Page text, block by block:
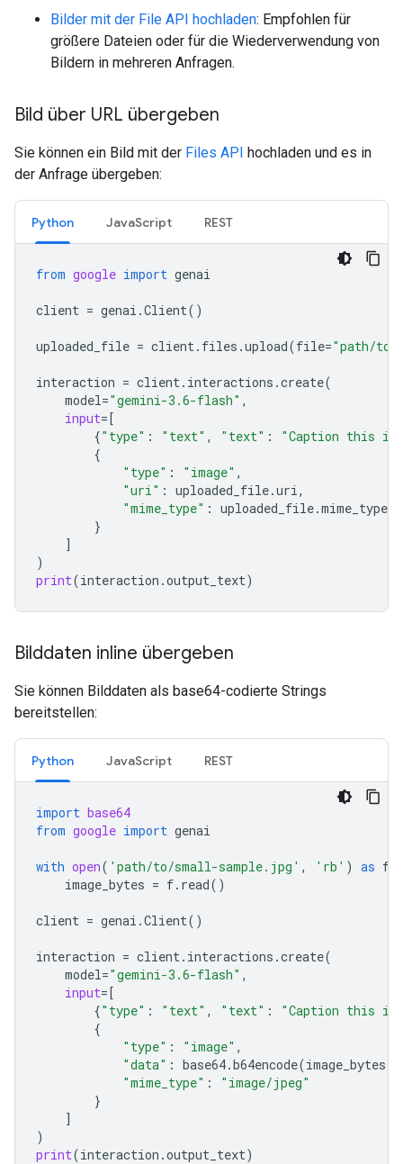
Bilder mit der File API hochladen: Empfohlen für
größere Dateien oder für die Wiederverwendung von
Bildern in mehreren Anfragen.
Bild über URL übergeben
Sie können ein Bild mit der Files API hochladen und es in
der Anfrage übergeben:
Python JavaScript REST
from google import genai
client = genai .Client()
uploaded_file = client. files .upload(file="path/to/
interaction = client. interactions .create(
model="gemini-3.6-flash" ,
input=[
{"type" : "text" , "text" :
"Caption this
{
"type" : "image" ,
"uri" : uploaded_file.uri,
"mime_type" : uploaded_file.mime_type
}
]
)
print(interaction .output_text)
Bilddaten inline übergeben
Sie können Bilddaten als base64-codierte Strings
bereitstellen:
Python JavaScript REST
import base64
from google import genai
with open( 'path/to/small-sample.jpg' , 'rb' ) as f
image_bytes = f. read()
client = genai .Client()
interaction = client. interactions .create(
model="gemini-3.6-flash" ,
input=[
{"type" : "text" , "text" :
"Caption this
{
"type" : "image" ,
"data" : base64.b64encode(image_bytes
"mime_type" :
"image/jpeg"
}
]
)
print(interaction .output_text)